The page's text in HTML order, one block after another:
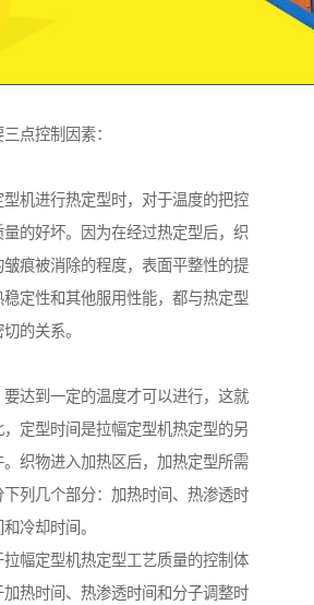
点控制因素：
机进行热定型时，对于温度的把控
的好坏。因为在经过热定型后，织
痕被消除的程度，表面平整性的提
定性和其他服用性能，都与热定型
的关系。
达到一定的温度才可以进行，这就
定型时间是拉幅定型机热定型的另
织物进入加热区后，加热定型所需
列几个部分：加热时间、热渗透时
冷却时间。
幅定型机热定型工艺质量的控制体
热时间、热渗透时间和分子调整时